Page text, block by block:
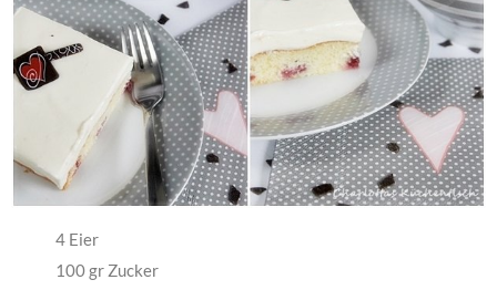
4 Eier
100 gr Zucker